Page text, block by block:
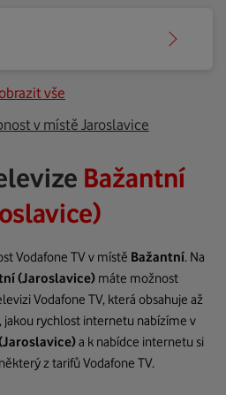
vše
v místě Jaroslavice
Bažantní
Vodafone TV v místě Bažantní. Na
(Jaroslavice) máte možnost
Vodafone TV, která obsahuje až
jakou rychlost internetu nabízíme v
a k nabídce internetu si
z tarifů Vodafone TV.